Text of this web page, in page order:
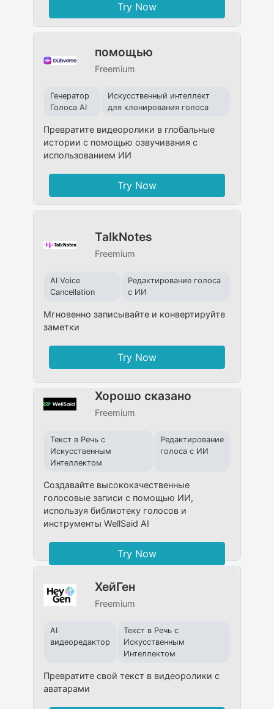
Try Now
помощью
Freemium
Генератор
Голоса AI
Искусственный интеллект
для клонирования голоса
Превратите видеоролики в глобальные
истории с помощью озвучивания с
использованием ИИ
Try Now
TalkNotes
Freemium
AI Voice
Cancellation
Редактирование голоса
с ИИ
Мгновенно записывайте и конвертируйте
заметки
Try Now
Хорошо сказано
Freemium
Текст в Речь с
Искусственным
Интеллектом
Редактирование
голоса с ИИ
Создавайте высококачественные
голосовые записи с помощью ИИ,
используя библиотеку голосов и
инструменты WellSaid AI
Try Now
ХейГен
Freemium
AI
видеоредактор
Текст в Речь с
Искусственным
Интеллектом
Превратите свой текст в видеоролики с
аватарами